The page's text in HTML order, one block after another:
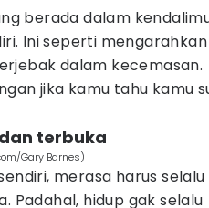
berada dalam
Ini seperti
dalam kecemasan.
jika kamu tahu kamu
terbuka
Gary Barnes)
merasa harus
Padahal, hidup gak selalu